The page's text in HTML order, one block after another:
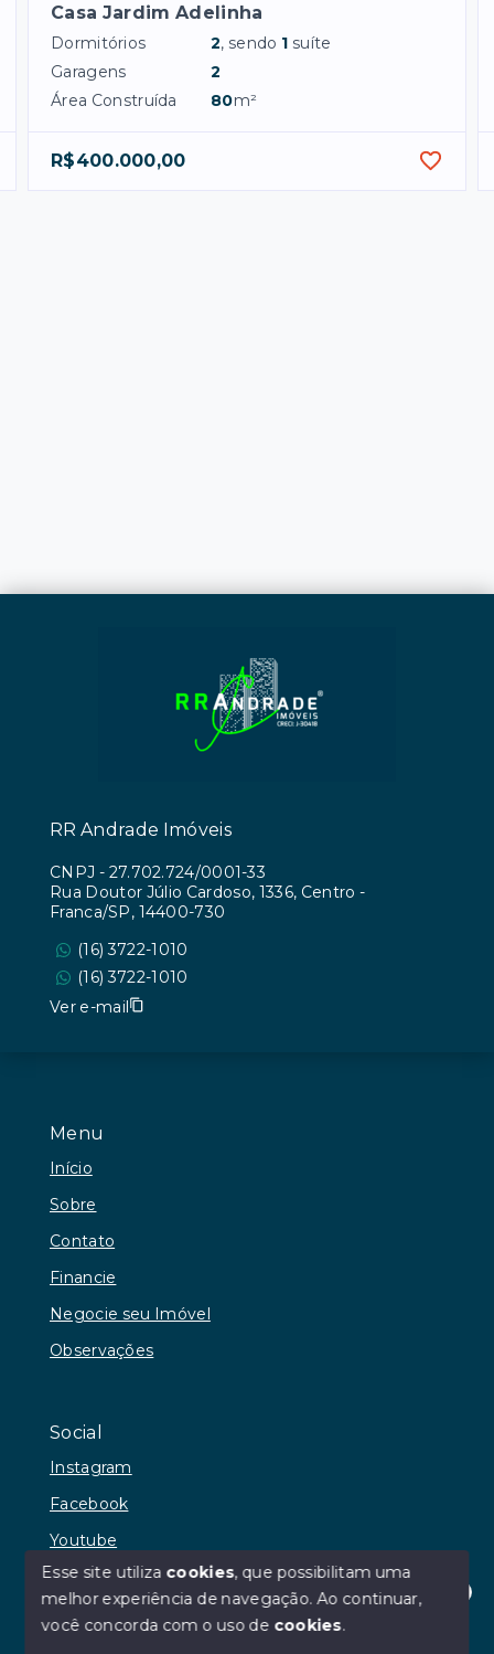
Casa Jardim Adelinha
Dormitórios 2, sendo 1 suíte
Garagens
2
Área Construída
80m²
R$400.000,00
Menu
Início
Sobre
Contato
Financie
Negocie seu Imóvel
Observações
Social
Instagram
Facebook
Youtube
© Copyright 2026 - RR Andrade Imóveis - Todos os
RR Andrade Imóveis
CNPJ - 27.702.724/0001-33
Rua Doutor Júlio Cardoso, 1336, Centro -
Franca/SP, 14400-730
(16) 3722-1010
(16) 3722-1010
Ver e-mail
Olá! Estamos disponíveis para te ajudar.
Esse site utiliza cookies, que possibilitam uma
melhor experiência de navegação.Ao continuar,
você concorda com o uso de cookies.